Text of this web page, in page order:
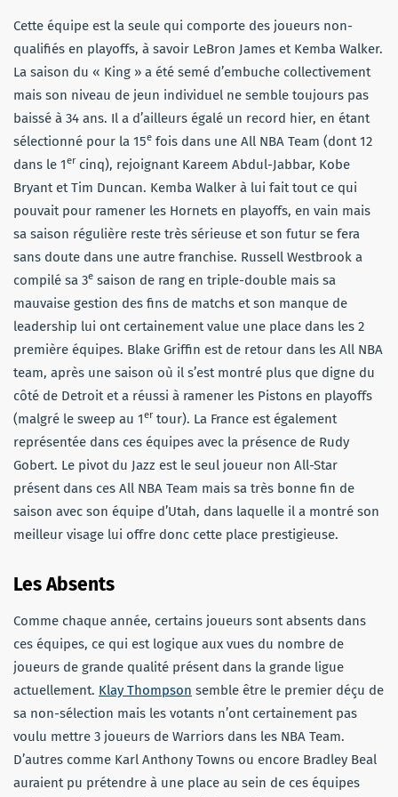
Cette équipe est la seule qui comporte des joueurs non-
qualifiés en playoffs, à savoir LeBron James et Kemba Walker.
La saison du « King » a été semé d’embuche collectivement
mais son niveau de jeun individuel ne semble toujours pas
baissé à 34 ans. Il a d’ailleurs égalé un record hier, en étant
sélectionné pour la 15e fois dans une All NBA Team (dont 12
dans le 1ercinq), rejoignant Kareem Abdul-Jabbar, Kobe
Bryant et Tim Duncan. Kemba Walker à lui fait tout ce qui
pouvait pour ramener les Hornets en playoffs, en vain mais
sa saison régulière reste très sérieuse et son futur se fera
sans doute dans une autre franchise. Russell Westbrook a
compilé sa 3e saison de rang en triple-double mais sa
mauvaise gestion des fins de matchs et son manque de
leadership lui ont certainement value une place dans les 2
première équipes. Blake Griffin est de retour dans les All NBA
team, après une saison où il s’est montré plus que digne du
côté de Detroit et a réussi à ramener les Pistons en playoffs
(malgré le sweep au 1ertour). La France est également
représentée dans ces équipes avec la présence de Rudy
Gobert. Le pivot du Jazz est le seul joueur non All-Star
présent dans ces All NBA Team mais sa très bonne fin de
saison avec son équipe d’Utah, dans laquelle il a montré son
meilleur visage lui offre donc cette place prestigieuse.
Les Absents
Comme chaque année, certains joueurs sont absents dans
ces équipes, ce qui est logique aux vues du nombre de
joueurs de grande qualité présent dans la grande ligue
actuellement. Klay Thompson semble être le premier déçu de
sa non-sélection mais les votants n’ont certainement pas
voulu mettre 3 joueurs de Warriors dans les NBA Team.
D’autres comme Karl Anthony Towns ou encore Bradley Beal
auraient pu prétendre à une place au sein de ces équipes